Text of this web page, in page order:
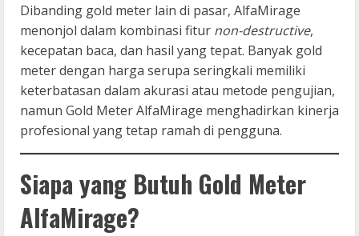
Dibanding gold meter lain di pasar, AlfaMirage
menonjol dalam kombinasi fitur non-destructive,
kecepatan baca, dan hasil yang tepat. Banyak gold
meter dengan harga serupa seringkali memiliki
keterbatasan dalam akurasi atau metode pengujian,
namun Gold Meter AlfaMirage menghadirkan kinerja
profesional yang tetap ramah di pengguna.
Siapa yang Butuh Gold Meter
AlfaMirage?